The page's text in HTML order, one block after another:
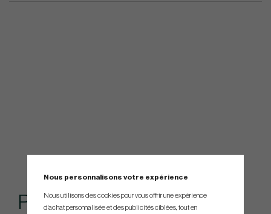
Produits similaires
Nous personnalisons votre expérience
Nous utilisons des cookies pour vous offrir une expérience
d'achat personnalisée et des publicités ciblées, tout en